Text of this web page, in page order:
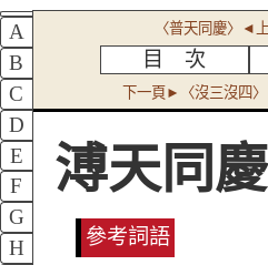
A
B
C
D
E
F
G
H
〈普天同慶〉◄
目 次
下一頁►〈沒三沒四〉
溥天同慶
參考詞語